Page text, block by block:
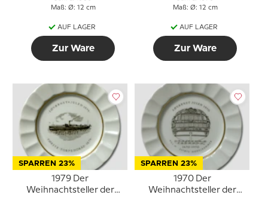
Maß: Ø: 12 cm
AUF LAGER
Zur Ware
Maß: Ø: 12 cm
AUF LAGER
Zur Ware
SPARREN 23%
1979 Der
Weihnachtsteller der
SPARREN 23%
1970 Der
Weihnachtsteller der